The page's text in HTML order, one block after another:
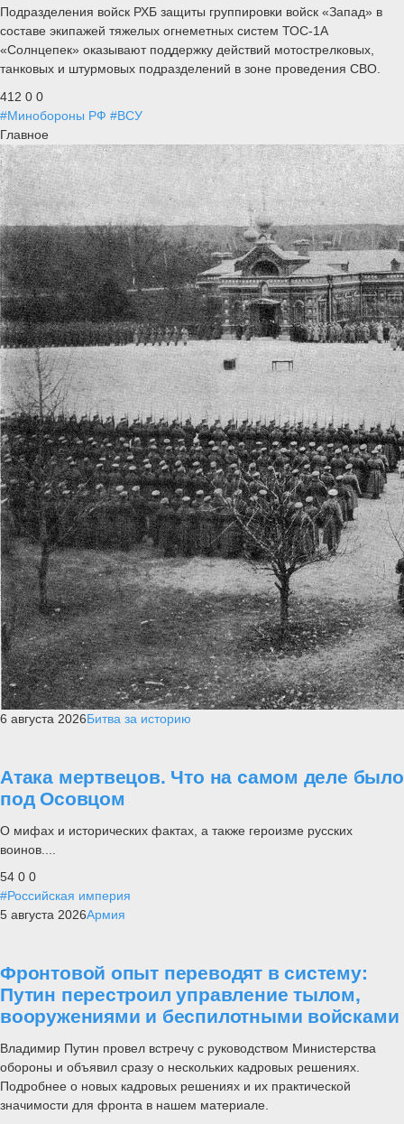
Подразделения войск РХБ защиты группировки войск «Запад» в
составе экипажей тяжелых огнеметных систем ТОС-1А
«Солнцепек» оказывают поддержку действий мотострелковых,
танковых и штурмовых подразделений в зоне проведения СВО.
412 0 0
#Минобороны РФ #ВСУ
Главное
6 августа 2026Битва за историю
Атака мертвецов. Что на самом деле было
под Осовцом
О мифах и исторических фактах, а также героизме русских
воинов....
54 0 0
#Российская империя
5 августа 2026Армия
Фронтовой опыт переводят в систему:
Путин перестроил управление тылом,
вооружениями и беспилотными войсками
Владимир Путин провел встречу с руководством Министерства
обороны и объявил сразу о нескольких кадровых решениях.
Подробнее о новых кадровых решениях и их практической
значимости для фронта в нашем материале.